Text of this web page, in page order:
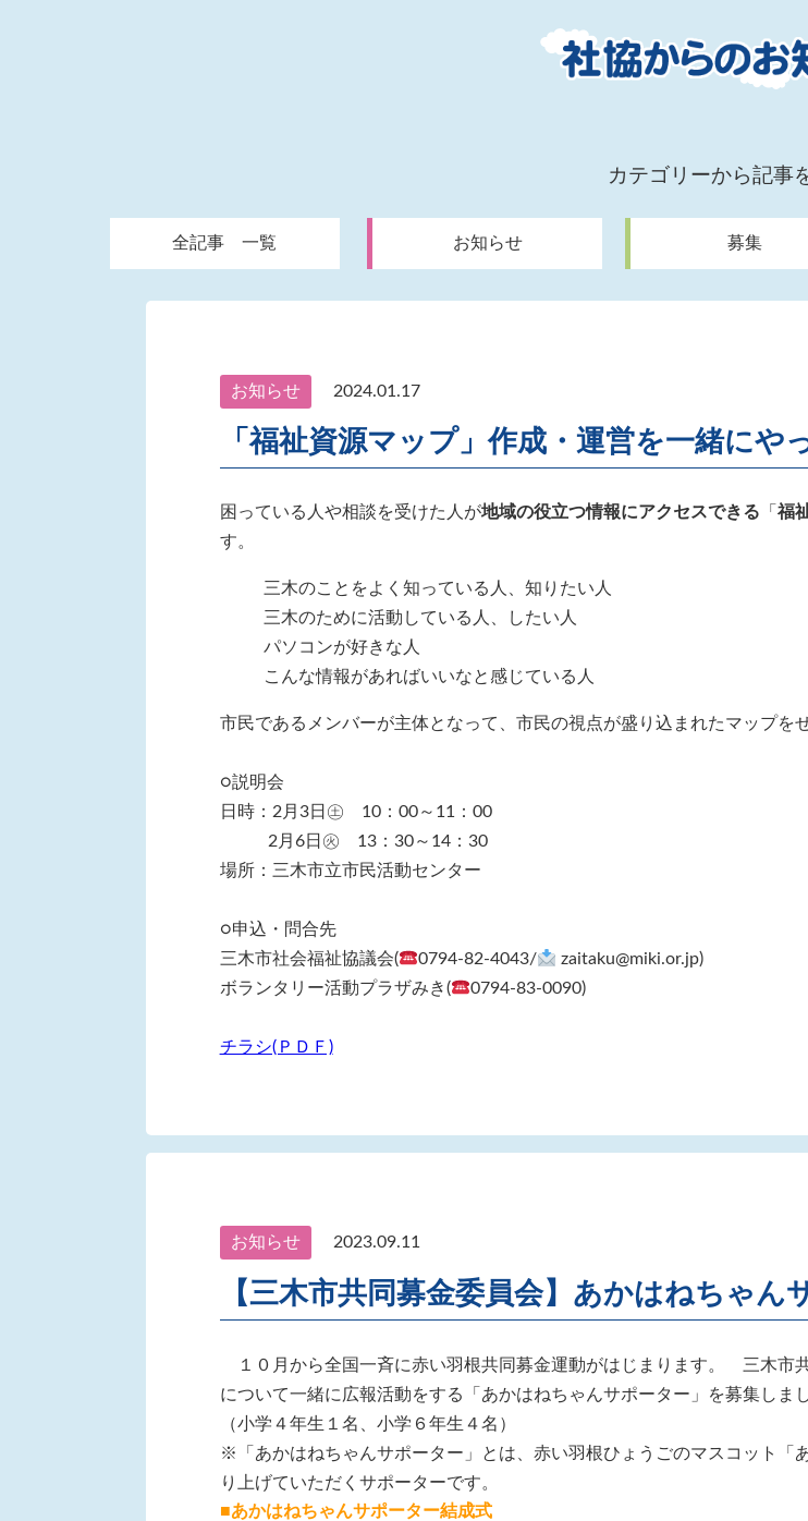
カテゴリーから記事
全記事 一覧 お知らせ 募集
お知らせ 2024.01.17
「福祉資源マップ」作成・運営を一緒にや
困っている人や相談を受けた人が地域の役立つ情報にアクセスできる 「 福
す。
三木のことをよく知っている人、知りたい人
三木のために活動している人、したい人
パソコンが好きな人
こんな情報があればいいなと感じている人
市民であるメンバーが主体となって、市民の視点が盛り込まれたマップを
○説明会
日時：2月3日㊏ 10：00～11：00
2月6日㊋ 13：30～14：30
場所：三木市立市民活動センター
○申込・問合先
三木市社会福祉協議会(
0794-82-4043/
zaitaku@miki.or.jp)
ボランタリー活動プラザみき(
0794-83-0090)
チラシ(ＰＤＦ)
お知らせ 2023.09.11
【三木市共同募金委員会】あかはねちゃん
１０月から全国一斉に赤い羽根共同募金運動がはじまります。
三木市
について一緒に広報活動をする「あかはねちゃんサポーター」を募集しま
（小学４年生１名、小学６年生４名）
※「あかはねちゃんサポーター」とは、赤い羽根ひょうごのマスコット「
り上げていただくサポーターです。
■あかはねちゃんサポーター結成式